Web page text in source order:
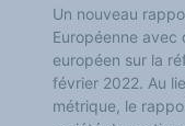
Les victoires du
Chroniques et humeurs
Courrier des lecteurs
Morceaux choisis
Annonces
Anglicismes-anglicisation
Un nouveau
Européenne
européen sur la
février 2022. Au
métrique, le